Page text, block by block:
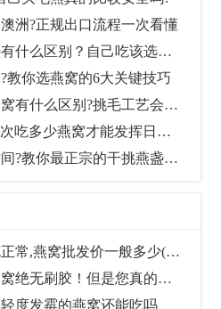
洲?正规出口流程一次看懂
龙牙官燕盏和普通燕盏有什么区别？自己吃该选哪个比较划算？
教你选燕窝的6大关键技巧
干挑、半干挑、湿挑燕窝有什么区别?挑毛工艺会影响燕窝营养价值吗？
燕窝一天吃2克够吗?一次吃多少燕窝才能发挥日常保养的作用
干挑燕盏要泡发多久时间?教你最正宗的干挑燕盏泡发方法
燕窝批发价多少钱一克正常,燕窝批发价一般多少(最新参考价格)
每个商家都说自己的燕窝绝无刷胶！但是您真的知道什么是“刷胶”吗？
度发霉的燕窝还能吃吗